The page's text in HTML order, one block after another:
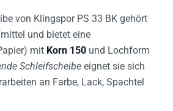
von Klingspor PS 33 BK gehört
und bietet eine
mit Korn 150 und Lochform
Schleifscheibe eignet sie sich
an Farbe, Lack, Spachtel